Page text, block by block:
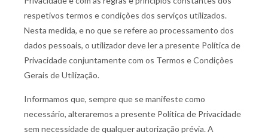
respetivos termos e condições dos serviços utilizados.
Nesta medida, e no que se refere ao processamento dos
dados pessoais, o utilizador deve ler a presente Política de
Privacidade conjuntamente com os Termos e Condições
Gerais de Utilização.
Informamos que, sempre que se manifeste como
necessário, alteraremos a presente Política de Privacidade
sem necessidade de qualquer autorização prévia. A